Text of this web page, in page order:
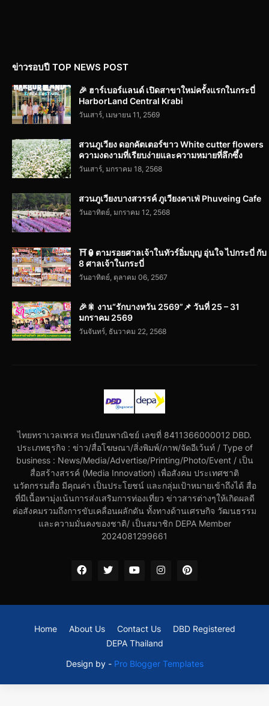
ข่าวรอบปี TOP NEWS POST
🎉 ฮาร์เบอร์แลนด์ เปิดสาขาใหม่ครั้งแรกในกระบี่
HarborLand Central Krabi
วันเสาร์, เมษายน 11, 2569
สวนภูเวียง ดอกคัตเตอร์ขาว White cutter flowers
ความงดงามที่เรียบง่ายและความหมายที่ลึกซึ้ง
วันเสาร์, มกราคม 18, 2568
สวนภูเวียงบางสวรรค์ ภูเวียงคาเฟ่ Phuveing Cafe
วันอาทิตย์, มกราคม 12, 2568
⛩️🏮ตามรอยศาลเจ้าในทัวร์อิ่มบุญ อุ่นใจ ไปกระบี่ กับ
8 ศาลเจ้าในกระบี่
วันอาทิตย์, ตุลาคม 06, 2567
🎉🎇 งาน“รักบางหวัน 2569”📌 วันที่ 25 – 31
มกราคม 2569
วันจันทร์, ธันวาคม 22, 2568
ไทยทราเวลเพรส ทะเบียนพาณิชย์ เลขที่ 8411366000012 DBD.
ประเภทธุรกิจ : ข่าว/สื่อโฆษณา/สิ่งพิมพ์/ภาพ/จัดอีเว้นท์ / Type of
business : News/Media/Advertise/Printing/Photo/Event / เป็น
สื่อสร้างสรรค์ (Media Innovation) เพื่อสังคม ประเทศชาติ
นวัตกรรมสื่อ มีคุณค่า เป็นประโยชน์ และกลุ่มเป้าหมายเข้าถึงได้ สื่อ
ที่มีเนื้อหามุ่งเน้นการส่งเสริมการท่องเที่ยว ข่าวสารต่างๆให้เกิดผลดี
ต่อสังคมรวมถึงการขับเคลื่อนผลักดัน ทั้งทางด้านเศรษกิจ วัฒนธรรม
และความมั่นคงของชาติ/ เป็นสมาชิก DEPA Member
2024081299661
Design by - Pro Blogger Templates
Home About Us Contact Us
DBD Registered
DEPA Thailand